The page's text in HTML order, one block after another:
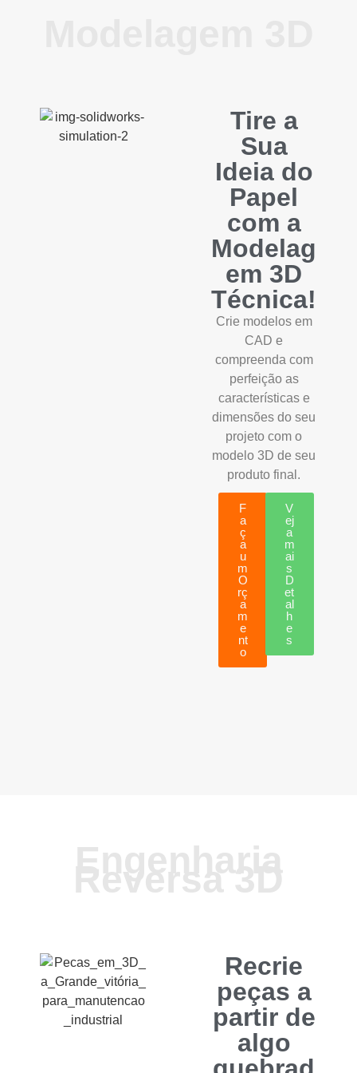
Tire a
Sua
Ideia do
Papel
com a
Modelag
em 3D
Técnica!
Crie modelos em
CAD e
compreenda com
perfeição as
características e
dimensões do seu
projeto com o
modelo 3D de seu
produto final.
F
a
ç
a
u
m
O
rç
a
m
e
nt
o
V
ej
a
m
ai
s
D
et
al
h
e
s
Engenharia
Reversa 3D
Recrie
peças a
partir de
algo